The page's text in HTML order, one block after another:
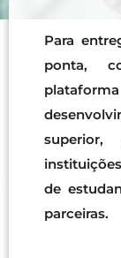
Para
ponta,
de
parceiras.